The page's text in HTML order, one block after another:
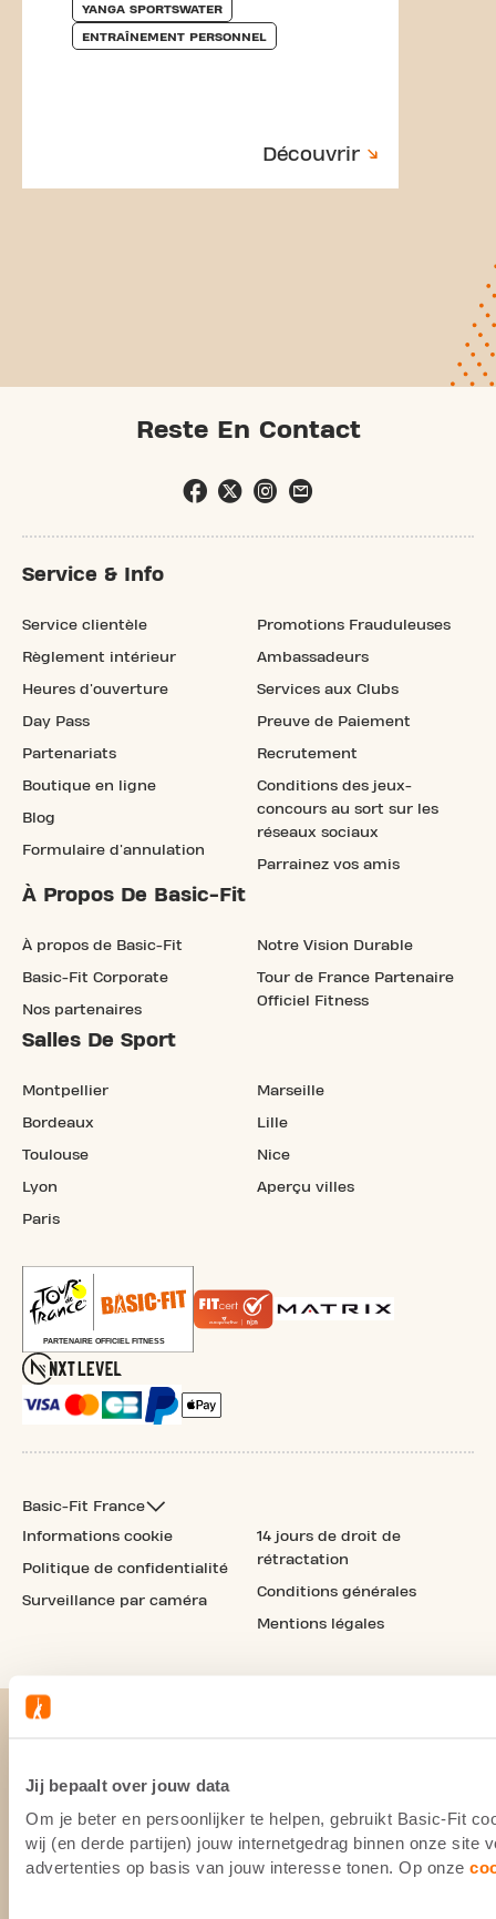
Jij bepaalt over jouw data
Om je beter en persoonlijker te helpen, gebruikt Basic-Fit
wij (en derde partijen) jouw internetgedrag binnen onze site
advertenties op basis van jouw interesse tonen. Op onze
YANGA SPORTSWATER
ENTRAÎNEMENT PERSONNEL
Découvrir
Reste En Contact
Service & Info
Service clientèle
Règlement intérieur
Heures d'ouverture
Day Pass
Partenariats
Boutique en ligne
Blog
Formulaire d'annulation
Promotions Frauduleuses
Ambassadeurs
Services aux Clubs
Preuve de Paiement
Recrutement
Conditions des jeux-
concours au sort sur les
réseaux sociaux
Parrainez vos amis
À Propos De Basic-Fit
À propos de Basic-Fit
Basic-Fit Corporate
Nos partenaires
Notre Vision Durable
Tour de France Partenaire
Officiel Fitness
Salles De Sport
Montpellier
Bordeaux
Toulouse
Lyon
Paris
Marseille
Lille
Nice
Aperçu villes
Basic-Fit France
Informations cookie
Politique de confidentialité
Surveillance par caméra
14 jours de droit de
rétractation
Conditions générales
Mentions légales